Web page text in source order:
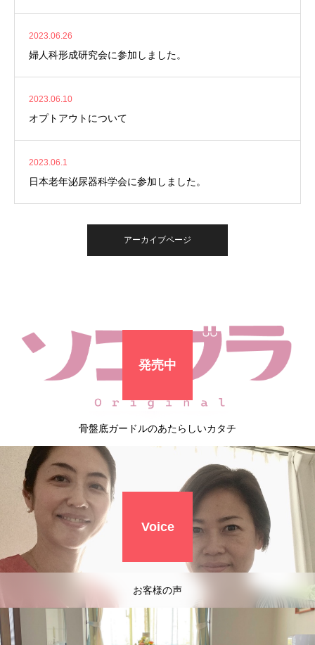
2023.06.26
婦人科形成研究会に参加しました。
2023.06.10
オプトアウトについて
2023.06.1
日本老年泌尿器科学会に参加しました。
アーカイブページ
発売中
骨盤底ガードルのあたらしいカタチ
Voice
お客様の声